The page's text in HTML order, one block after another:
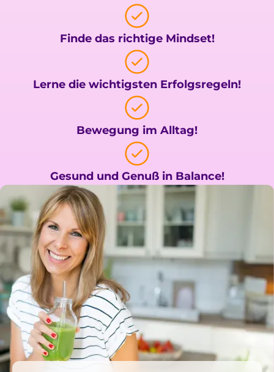
Finde das richtige Mindset!
Lerne die wichtigsten Erfolgsregeln!
Bewegung im Alltag!
Gesund und Genuß in Balance!